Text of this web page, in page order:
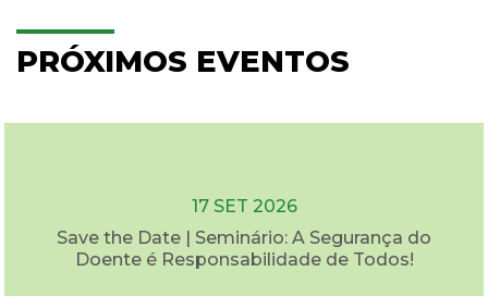
PRÓXIMOS EVENTOS
17 SET 2026
Save the Date | Seminário: A Segurança do
Doente é Responsabilidade de Todos!